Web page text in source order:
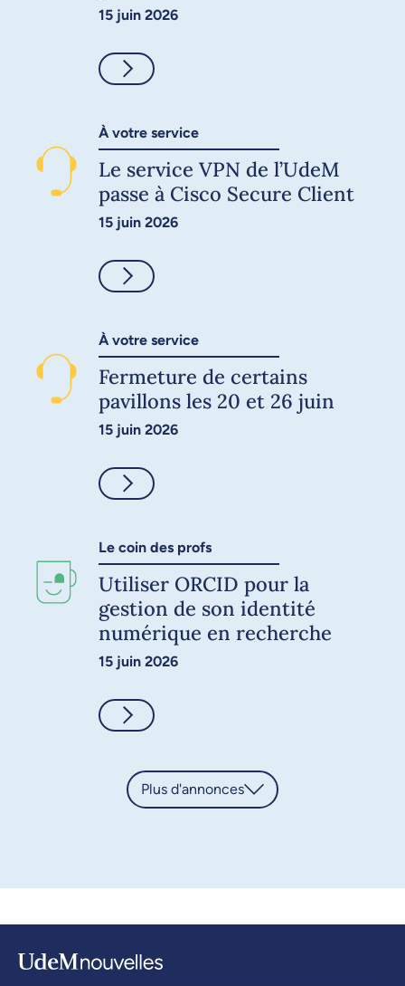
15 juin 2026
Consulter
À votre service
Le service VPN de l’UdeM
passe à Cisco Secure Client
15 juin 2026
Consulter
À votre service
Fermeture de certains
pavillons les 20 et 26 juin
15 juin 2026
Consulter
Le coin des profs
Utiliser ORCID pour la
gestion de son identité
numérique en recherche
15 juin 2026
Consulter
Plus d'annonces